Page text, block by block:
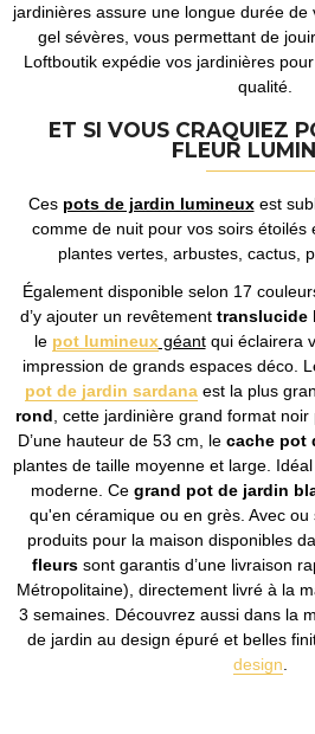
jardinières assure une longue durée
gel sévères, vous permettant de
Loftboutik expédie vos jardinières
qualité.
ET SI VOUS CRAQUIEZ
FLEUR
Ces pots de jardin lumineuxest
comme de nuit pour vos soirs étoilés
plantes vertes, arbustes, cactus,
Également disponible selon 17
d’y ajouter un revêtementtranslucide
le pot lumineuxgéantqui éclairera
impression de grands espaces déco.
pot de jardin sardanaest la plus
rond , cette jardinière grand format
D’une hauteur de 53 cm, le cache pot
plantes de taille moyenne et large.
moderne. Ce grand pot de jardin
qu'en céramique ou en grès. Avec
produits pour la maison disponibles
fleurssont garantis d’une livraison
Métropolitaine), directement livré à la
3 semaines. Découvrez aussi dans la
de jardin au design épuré et belles
design